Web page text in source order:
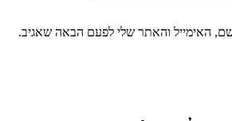
האימייל והאתר שלי לפעם הבאה שאגיב.